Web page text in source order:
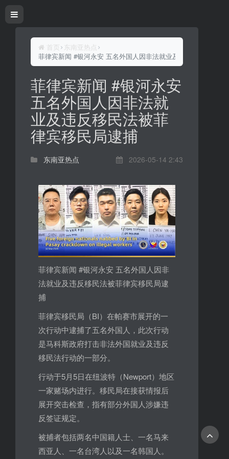
首页
东南亚热点
菲律宾新闻 #银河永安 五名外国人因非法就业及违反移民法被菲
菲律宾新闻 #银河永安
五名外国人因非法就
业及违反移民法被菲
律宾移民局逮捕
东南亚热点 2026-05-14 2:43
菲律宾新闻 #银河永安 五名外国人因非
法就业及违反移民法被菲律宾移民局逮
捕
菲律宾移民局（BI）在帕赛市展开的一
次行动中逮捕了五名外国人，此次行动
是马科斯政府打击非法外国就业及违反
移民法行动的一部分。
行动于5月5日在纽波特（Newport）地区
一家赌场内进行。移民局在接获情报后
展开突击检查，指有部分外国人涉嫌违
反签证规定。
被捕者包括两名中国籍人士、一名马来
西亚人、一名台湾人以及一名韩国人。